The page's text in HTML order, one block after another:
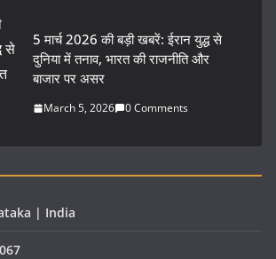
5 मार्च 2026 की बड़ी खबरें: ईरान युद्ध से
दुनिया में तनाव, भारत की राजनीति और
बाजार पर असर
March 5, 2026 0 Comments
| India